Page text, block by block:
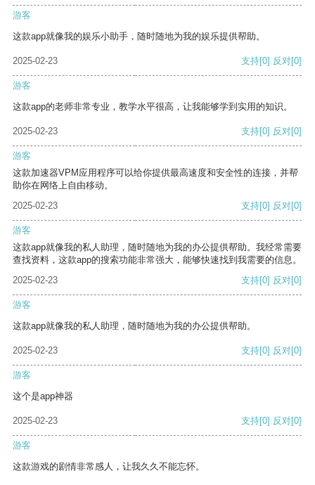
游客
这款app就像我的娱乐小助手，随时随地为我的娱乐提供帮助。
2025-02-23 支持[0] 反对[0]
游客
这款app的老师非常专业，教学水平很高，让我能够学到实用的知识。
2025-02-23 支持[0] 反对[0]
游客
这款加速器VPM应用程序可以给你提供最高速度和安全性的连接，并帮
助你在网络上自由移动。
2025-02-23
支持[0] 反对[0]
游客
这款app就像我的私人助理，随时随地为我的办公提供帮助。我经常需要
查找资料，这款app的搜索功能非常强大，能够快速找到我需要的信息。
2025-02-23
支持[0] 反对[0]
游客
这款app就像我的私人助理，随时随地为我的办公提供帮助。
2025-02-23 支持[0] 反对[0]
游客
这个是app神器
2025-02-23 支持[0] 反对[0]
游客
这款游戏的剧情非常感人，让我久久不能忘怀。